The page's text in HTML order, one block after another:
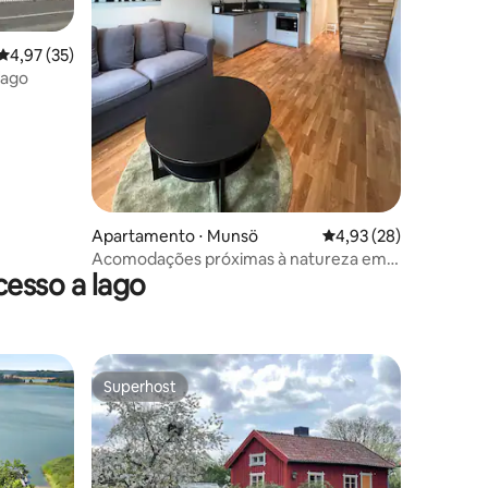
de uma avaliação média de 5, 35 avaliações
4,97 (35)
Apartamento ⋅ Munsö 4,93 de uma
4,93 (28)
Acomodações próximas à natureza em
um ambiente único. Apartamento verde
a lago
Superhost
Superhost